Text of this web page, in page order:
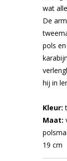
wat
De
pols
hij in
Kleur:
Maat:
19 cm